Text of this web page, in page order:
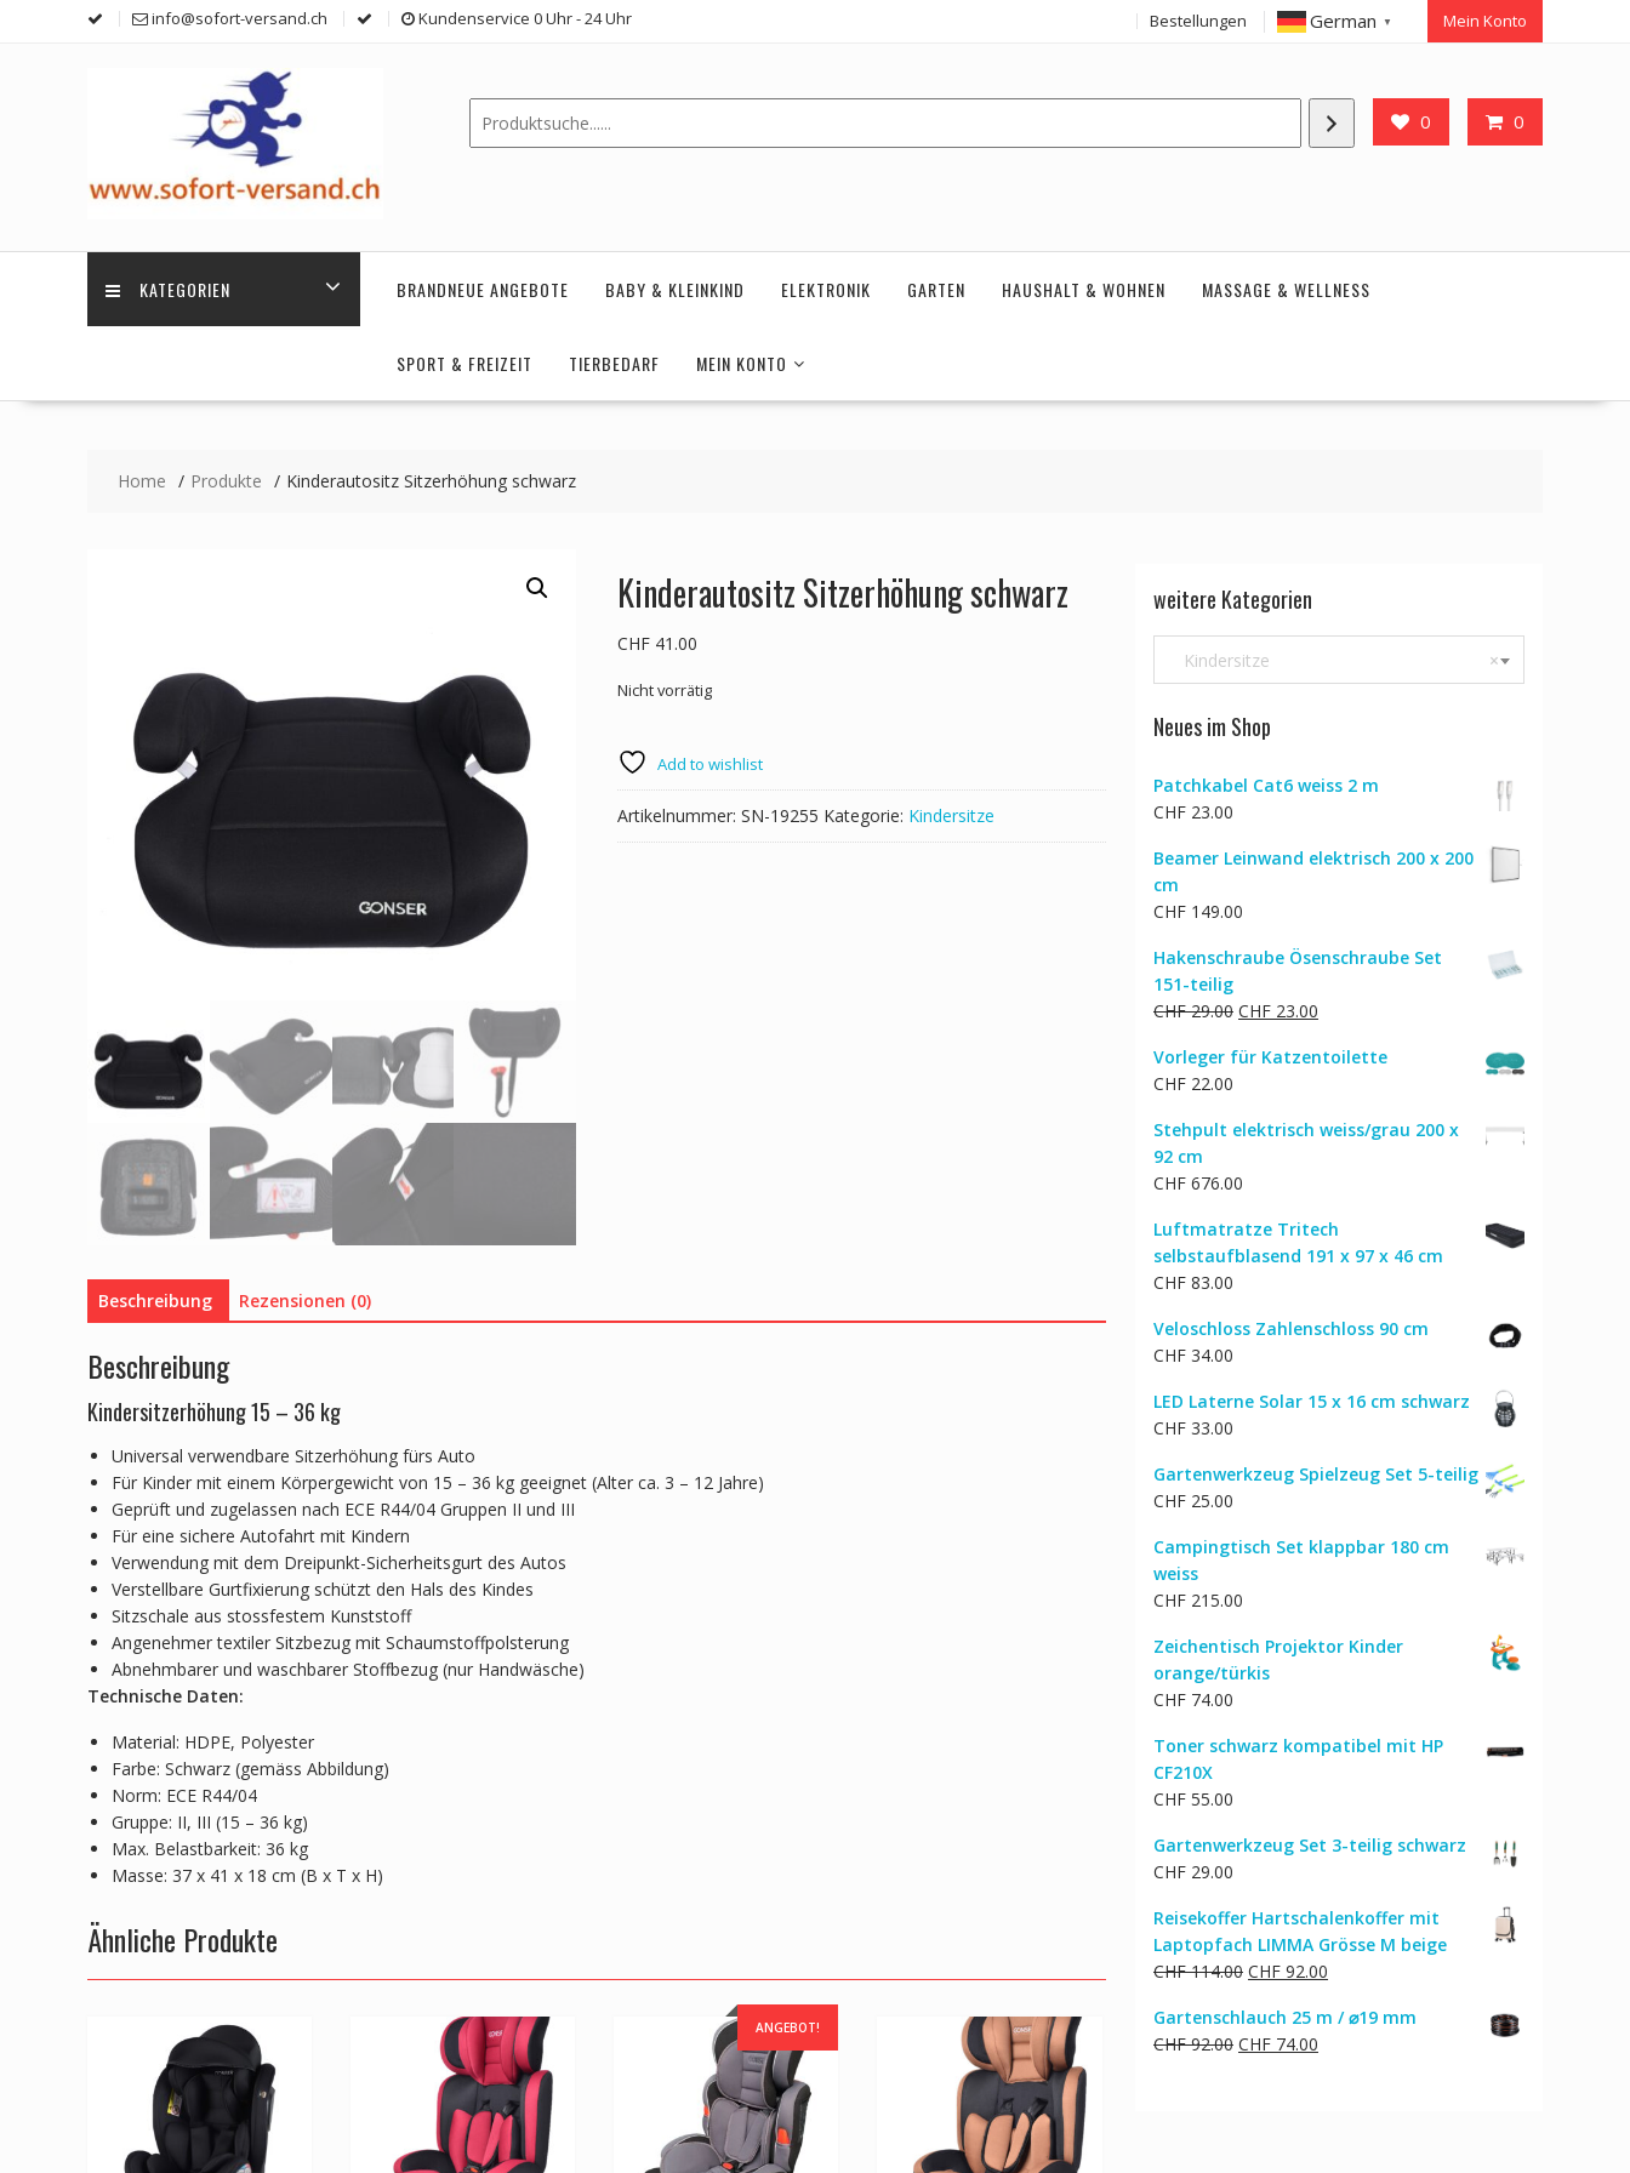
info@sofort-versand.ch Kundenservice 0 Uhr - 24 Uhr Bestellungen German ▼ Mein Konto
0 0
KATEGORIEN BRANDNEUE ANGEBOTE BABY & KLEINKIND ELEKTRONIK GARTEN HAUSHALT & WOHNEN MASSAGE & WELLNESS
SPORT & FREIZEIT TIERBEDARF MEIN KONTO
Home Produkte Kinderautositz Sitzerhöhung schwarz
Kinderautositz Sitzerhöhung schwarz
CHF41.00
Nicht vorrätig
Add to wishlist
Artikelnummer: SN-19255 Kategorie: Kindersitze
Beschreibung Rezensionen (0)
Beschreibung
Kindersitzerhöhung 15 – 36 kg
Universal verwendbare Sitzerhöhung fürs Auto
Für Kinder mit einem Körpergewicht von 15 – 36 kg geeignet (Alter ca. 3 – 12 Jahre)
Geprüft und zugelassen nach ECE R44/04 Gruppen II und III
Für eine sichere Autofahrt mit Kindern
Verwendung mit dem Dreipunkt-Sicherheitsgurt des Autos
Verstellbare Gurtfixierung schützt den Hals des Kindes
Sitzschale aus stossfestem Kunststoff
Angenehmer textiler Sitzbezug mit Schaumstoffpolsterung
Abnehmbarer und waschbarer Stoffbezug (nur Handwäsche)
Technische Daten:
Material: HDPE, Polyester
Farbe: Schwarz (gemäss Abbildung)
Norm: ECE R44/04
Gruppe: II, III (15 – 36 kg)
Max. Belastbarkeit: 36 kg
Masse: 37 x 41 x 18 cm (B x T x H)
Ähnliche Produkte
ANGEBOT!
weitere Kategorien
×
Kindersitze
Neues im Shop
Patchkabel Cat6 weiss 2 m
CHF 23.00
Beamer Leinwand elektrisch 200 x 200
cm
CHF 149.00
Hakenschraube Ösenschraube Set
151-teilig
CHF29.00 Ursprünglicher
war:
CHF 23.00
ist:
Vorleger für Katzentoilette
CHF 22.00
Stehpult elektrisch weiss/grau 200 x
92 cm
CHF 676.00
Luftmatratze Tritech
selbstaufblasend 191 x 97 x 46 cm
CHF 83.00
Veloschloss Zahlenschloss 90 cm
CHF 34.00
LED Laterne Solar 15 x 16 cm schwarz
CHF 33.00
Gartenwerkzeug Spielzeug Set 5-teilig
CHF 25.00
Campingtisch Set klappbar 180 cm
weiss
CHF 215.00
Zeichentisch Projektor Kinder
orange/türkis
CHF 74.00
Toner schwarz kompatibel mit HP
CF210X
CHF 55.00
Gartenwerkzeug Set 3-teilig schwarz
CHF 29.00
Reisekoffer Hartschalenkoffer mit
Laptopfach LIMMA Grösse M beige
CHF114.00 Ursprünglicher
war:
CHF 114.00
CHF 92.00
ist:
Gartenschlauch 25 m / ⌀19 mm
CHF92.00 Ursprünglicher
CHF 74.00